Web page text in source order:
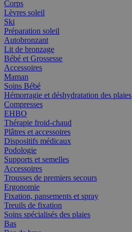
Corps
Lèvres soleil
Ski
Préparation soleil
Autobronzant
Lit de bronzage
Bébé et Grossesse
Accessoires
Maman
Soins Bébé
Hémorragie et déshydratation des plaies
Compresses
EHBO
Thérapie froid-chaud
Plâtres et accessoires
Dispositifs médicaux
Podologie
Supports et semelles
Accessoires
Trousses de premiers secours
Ergonomie
Fixation, pansements et spray
Treuils de fixation
Soins spécialisés des plaies
Bas